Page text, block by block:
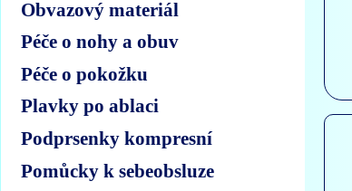
Obvazový materiál
Péče o nohy a obuv
Péče o pokožku
Plavky po ablaci
Podprsenky kompresní
Pomůcky k sebeobsluze